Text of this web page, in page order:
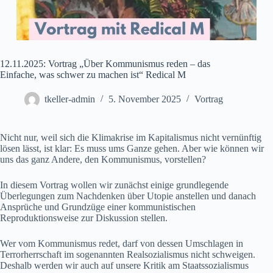
12.11.2025: Vortrag „Über Kommunismus reden – das
Einfache, was schwer zu machen ist“ Redical M
tkeller-admin 5. November 2025 Vortrag
Nicht nur, weil sich die Klimakrise im Kapitalismus nicht vernünftig
lösen lässt, ist klar: Es muss ums Ganze gehen. Aber wie können wir
uns das ganz Andere, den Kommunismus, vorstellen?
In diesem Vortrag wollen wir zunächst einige grundlegende
Überlegungen zum Nachdenken über Utopie anstellen und danach
Ansprüche und Grundzüge einer kommunistischen
Reproduktionsweise zur Diskussion stellen.
Wer vom Kommunismus redet, darf von dessen Umschlagen in
Terrorherrschaft im sogenannten Realsozialismus nicht schweigen.
Deshalb werden wir auch auf unsere Kritik am Staatssozialismus